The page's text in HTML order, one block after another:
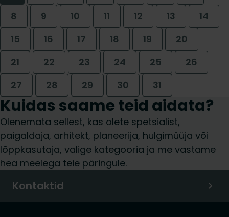
8
9 10 11 12 13
14
15
16 17 18 19
20
21
22 23 24 25
26
27
28 29 30 31
Kuidas saame teid aidata?
Olenemata sellest, kas olete spetsialist,
paigaldaja, arhitekt, planeerija, hulgimüüja või
lõppkasutaja, valige kategooria ja me vastame
hea meelega teie päringule.
Kontaktid